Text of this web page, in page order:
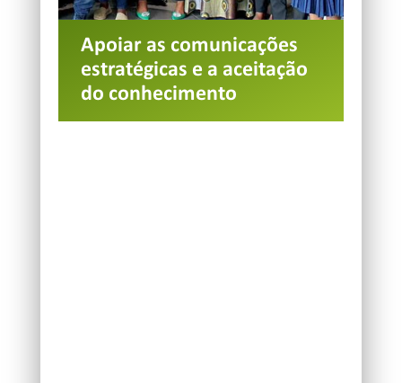
Apoiar as comunicações
estratégicas e a aceitação
do conhecimento